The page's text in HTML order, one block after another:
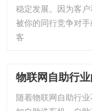
稳定发展。因为客
被你的同行竞争对
客
物联网自助行
随着物联网自助行